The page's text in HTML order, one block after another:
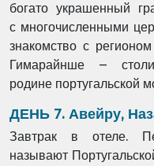
богато украшенный
с многочисленными
знакомство с
Гимарайнше –
родине
ДЕНЬ 7. Авейру,
Завтрак в отеле.
называют